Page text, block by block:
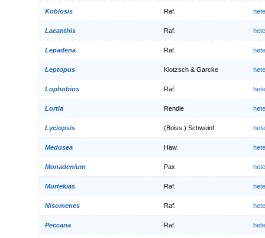
Kobiosis Raf.
Lacanthis Raf.
Lepadena Raf.
Leptopus Klotzsch & Garcke
Lophobios Raf.
Lortia Rendle
Lyciopsis (Boiss.) Schweinf.
Medusea Haw.
Monadenium Pax
Murtekias Raf.
Nisomenes Raf.
Peccana Raf.